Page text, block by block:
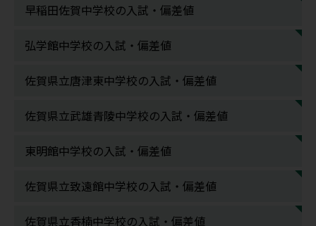
早稲田佐賀中学校の入試・偏差値
弘学館中学校の入試・偏差値
佐賀県立唐津東中学校の入試・偏差値
佐賀県立武雄青陵中学校の入試・偏差値
東明館中学校の入試・偏差値
佐賀県立致遠館中学校の入試・偏差値
佐賀県立香楠中学校の入試・偏差値